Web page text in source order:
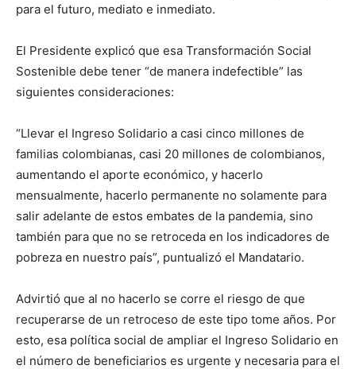
para el futuro, mediato e inmediato.
El Presidente explicó que esa Transformación Social
Sostenible debe tener “de manera indefectible” las
siguientes consideraciones:
“Llevar el Ingreso Solidario a casi cinco millones de
familias colombianas, casi 20 millones de colombianos,
aumentando el aporte económico, y hacerlo
mensualmente, hacerlo permanente no solamente para
salir adelante de estos embates de la pandemia, sino
también para que no se retroceda en los indicadores de
pobreza en nuestro país”, puntualizó el Mandatario.
Advirtió que al no hacerlo se corre el riesgo de que
recuperarse de un retroceso de este tipo tome años. Por
esto, esa política social de ampliar el Ingreso Solidario en
el número de beneficiarios es urgente y necesaria para el